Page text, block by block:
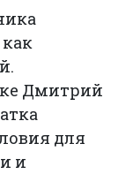
Дмитрий
для
и